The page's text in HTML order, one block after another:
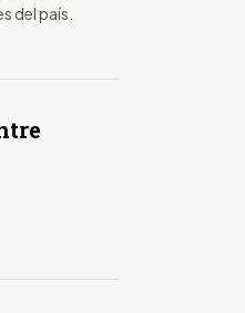
del país.